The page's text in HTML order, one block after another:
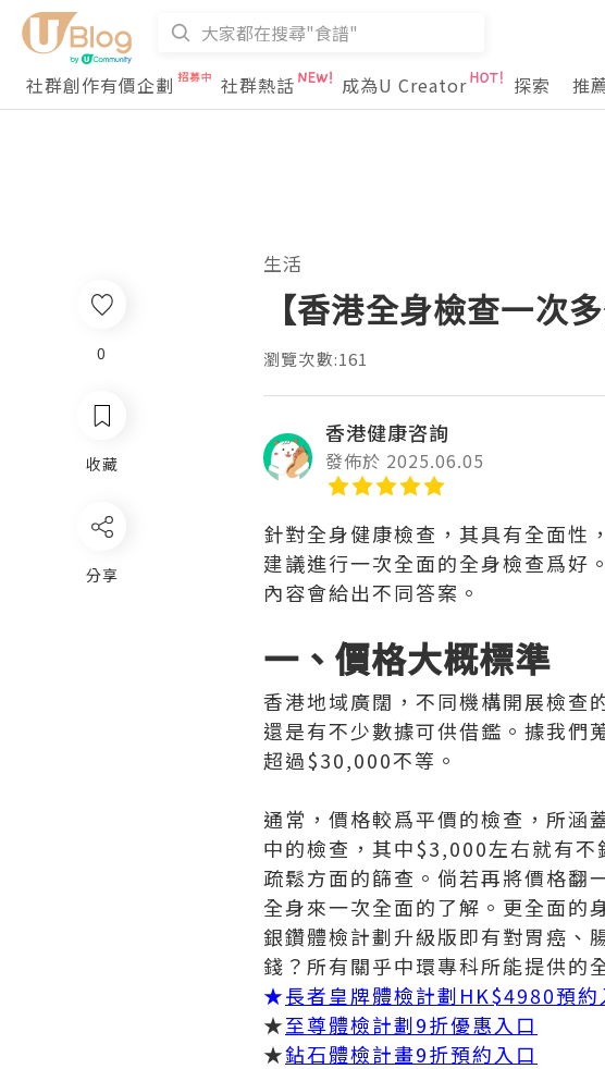
社群創作有價企劃
社群熱話 成為U Creator 探索 推
生活
【香港全身檢查一次
瀏覽次數:161
香港健康咨詢
發佈於 2025.06.05
針對全身健康檢查，其具有全面性
建議進行一次全面的全身檢查爲好
內容會給出不同答案。
一、價格大概標準
香港地域廣闊，不同機構開展檢查
還是有不少數據可供借鑑。據我們
超過$30,000不等。
通常，價格較爲平價的檢查，所涵
中的檢查，其中$3,000左右就有
疏鬆方面的篩查。倘若再將價格翻
全身來一次全面的了解。更全面的
銀鑽體檢計劃升級版即有對胃癌、
錢？所有關乎中環專科所能提供的
★長者皇牌體檢計劃HK$4980預約
★至尊體檢計劃9折優惠入口
★鉆石體檢計畫9折預約入口
0
收藏
分享